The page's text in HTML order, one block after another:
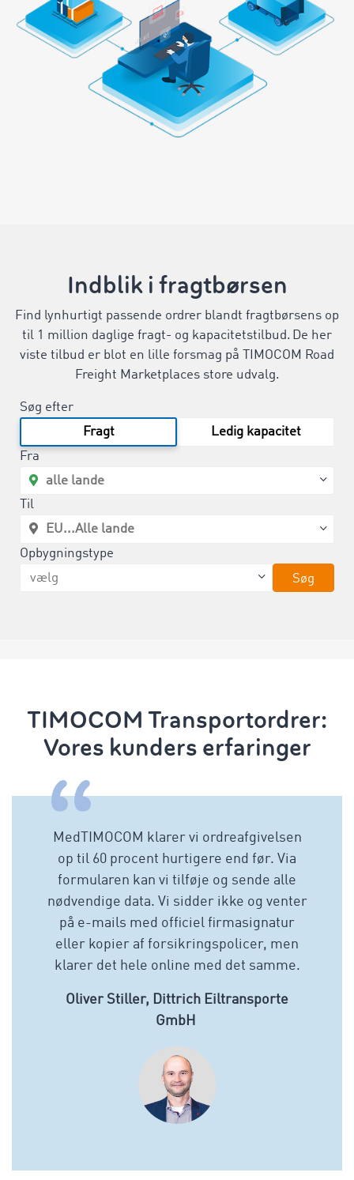
Indblik i fragtbørsen
Find lynhurtigt passende ordrer blandt fragtbørsens op
til 1 million daglige fragt- og kapacitetstilbud. De her
viste tilbud er blot en lille forsmag på TIMOCOM Road
Freight Marketplaces store udvalg.
Søg efter
Fragt
Ledig kapacitet
Fra
Til
Opbygningstype
Søg
TIMOCOM Transportordrer:
Vores kunders erfaringer
MedTIMOCOM klarer vi ordreafgivelsen
op til 60 procent hurtigere end før. Via
formularen kan vi tilføje og sende alle
nødvendige data. Vi sidder ikke og venter
på e-mails med officiel firmasignatur
eller kopier af forsikringspolicer, men
klarer det hele online med det samme.
Oliver Stiller, Dittrich Eiltransporte
GmbH